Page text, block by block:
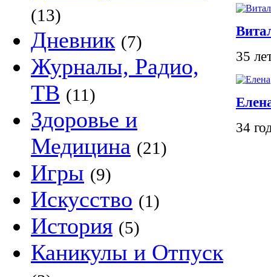
(13)
Дневник (7)
Журналы, Радио,
ТВ (11)
Здоровье и
Медицина (21)
Игры (9)
Искусство (1)
История (5)
Каникулы и Отпуск
35
34